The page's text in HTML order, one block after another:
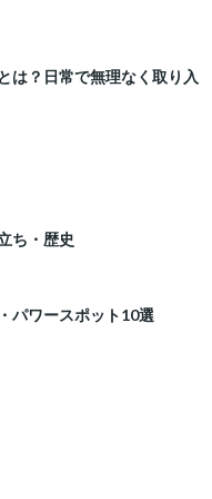
は？日常で無理なく取り入
ち・歴史
パワースポット10選